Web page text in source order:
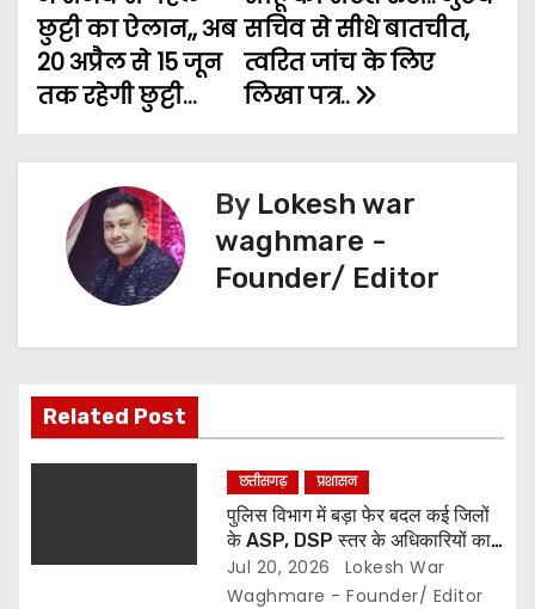
o
k
r
p
p
g
e
r
a
m
t
n
a
a
t
i
n
सचिव से सीधे बातचीत,
त्वरित जांच के लिए
लिखा पत्र..
छुट्टी का ऐलान,, अब
20 अप्रैल से 15 जून
तक रहेगी छुट्टी…
By Lokesh war
waghmare -
Founder/ Editor
Related Post
छत्तीसगढ़ प्रशासन
पुलिस विभाग में बड़ा फेर बदल कई जिलों
के ASP, DSP स्तर के अधिकारियों का
तबादला,, मिली नई जिम्मेदारी… देखे सूची..
Jul 20, 2026
Lokesh War
Waghmare - Founder/ Editor